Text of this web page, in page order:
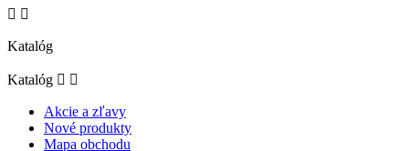
 
Katalóg
Katalóg  
Akcie a zľavy
Nové produkty
Mapa obchodu